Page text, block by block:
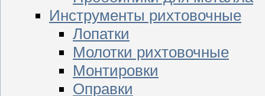
Инструменты рихтовочные
Лопатки
Молотки рихтовочные
Монтировки
Оправки